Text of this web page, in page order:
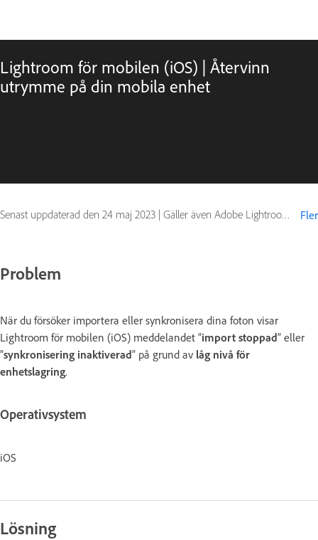
Lightroom för mobilen (iOS) | Återvinn
utrymme på din mobila enhet
Senast uppdaterad den 24 maj 2023 | Gäller även Adobe Lightroom Mobile Fler
Problem
När du försöker importera eller synkronisera dina foton visar
Lightroom för mobilen (iOS) meddelandet ”import stoppad” eller
”synkronisering inaktiverad” på grund av låg nivå för
enhetslagring.
Operativsystem
iOS
Lösning